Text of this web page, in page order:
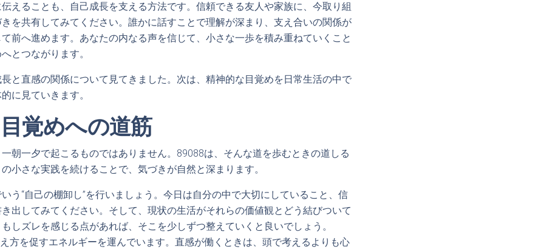
えることも、自己成長を支える方法です。信頼できる友人や家族に、今取り組
を共有してみてください。誰かに話すことで理解が深まり、支え合いの関係が
前へ進めます。あなたの内なる声を信じて、小さな一歩を積み重ねていくこと
とつながります。
と直感の関係について見てきました。次は、精神的な目覚めを日常生活の中で
に見ていきます。
覚めへの道筋
朝一夕で起こるものではありません。89088は、そんな道を歩むときの道しる
小さな実践を続けることで、気づきが自然と深まります。
う“自己の棚卸し”を行いましょう。今日は自分の中で大切にしていること、信
出してみてください。そして、現状の生活がそれらの価値観とどう結びついて
しズレを感じる点があれば、そこを少しずつ整えていくと良いでしょう。
方を促すエネルギーを運んでいます。直感が働くときは、頭で考えるよりも心